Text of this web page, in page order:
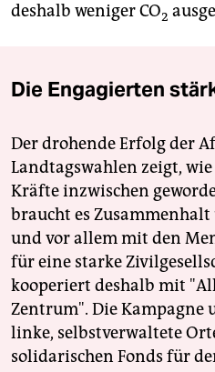
deshalb weniger CO2
Die Engagierten
Der drohende Erfolg der
Landtagswahlen zeigt,
Kräfte inzwischen
braucht es
und vor allem mit den
für eine starke
kooperiert deshalb mit
Zentrum". Die Kampagne
linke, selbstverwaltete
solidarischen Fonds für